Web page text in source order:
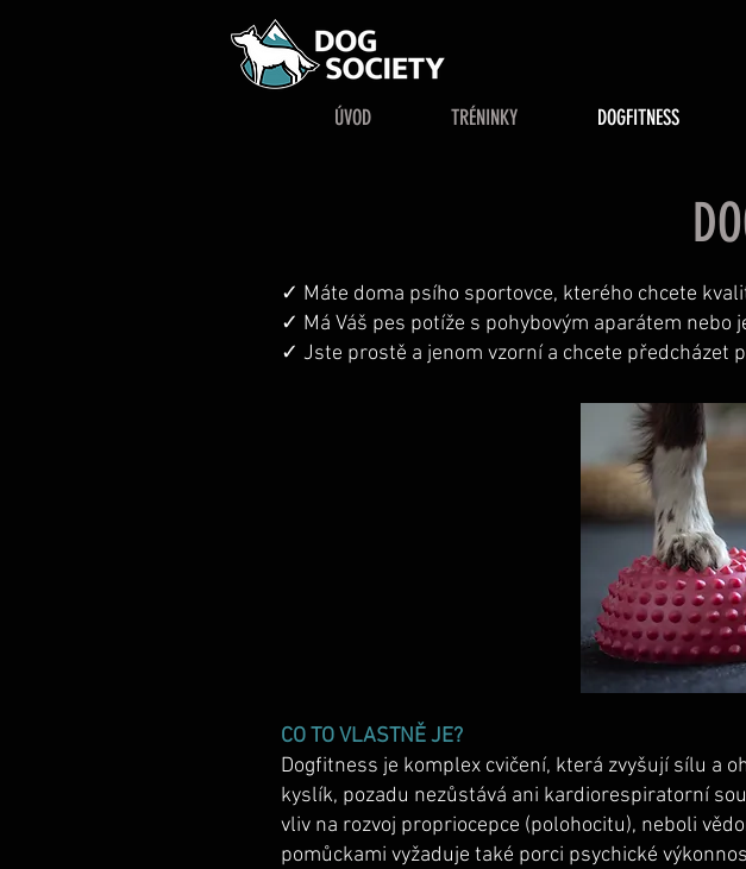
ÚVOD TRÉNINKY DOGFITNESS
✓ Máte doma psího sportovce, kterého chcete
✓ Má Váš pes potíže s pohybovým aparátem nebo
✓ Jste prostě a jenom vzorní a chcete předcházet
CO TO VLASTNĚ JE?
Dogfitness je komplex cvičení, která zvyšují sílu a
kyslík, pozadu nezůstává ani kardiorespiratorní
vliv na rozvoj propriocepce (polohocitu), neboli
pomůckami vyžaduje také porci psychické